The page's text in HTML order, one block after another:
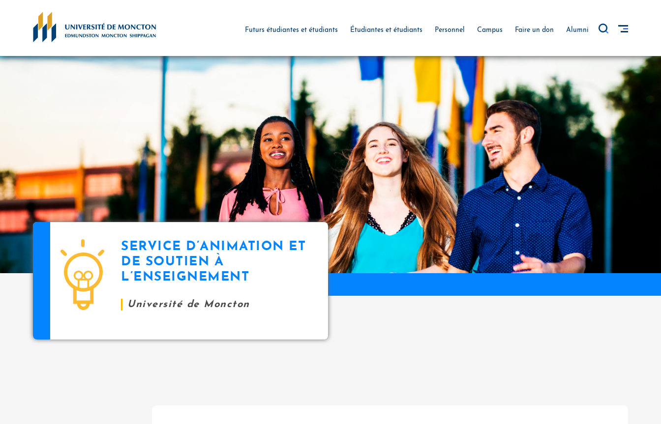
Futurs étudiantes et étudiants Étudiantes et étudiants Personnel Campus Faire un don Alumni
SERVICE D’ANIMATION ET
DE SOUTIEN À
L’ENSEIGNEMENT
Université de Moncton